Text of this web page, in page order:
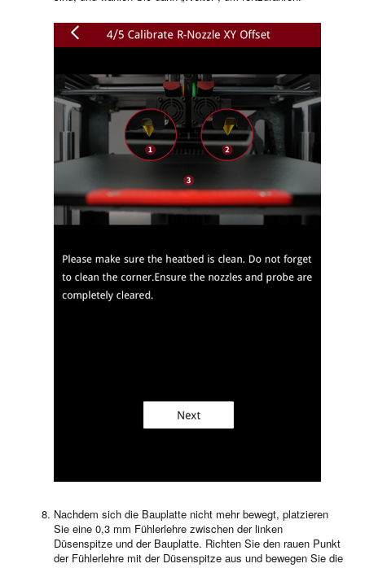
Nachdem sich die Bauplatte nicht mehr bewegt, platzieren
Sie eine 0,3 mm Fühlerlehre zwischen der linken
Düsenspitze und der Bauplatte. Richten Sie den rauen Punkt
der Fühlerlehre mit der Düsenspitze aus und bewegen Sie die